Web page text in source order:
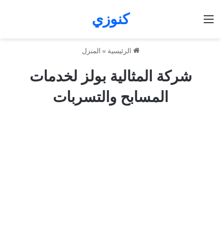
كنوزي
الرئيسية » المنزل
شركة المثالية بولز لخدمات
المسابح والتسربات